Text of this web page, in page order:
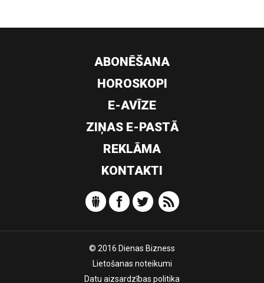
ABONĒŠANA
HOROSKOPI
E-AVĪZE
ZIŅAS E-PASTĀ
REKLĀMA
KONTAKTI
© 2016 Dienas Bizness
Lietošanas noteikumi
Datu aizsardzības politika